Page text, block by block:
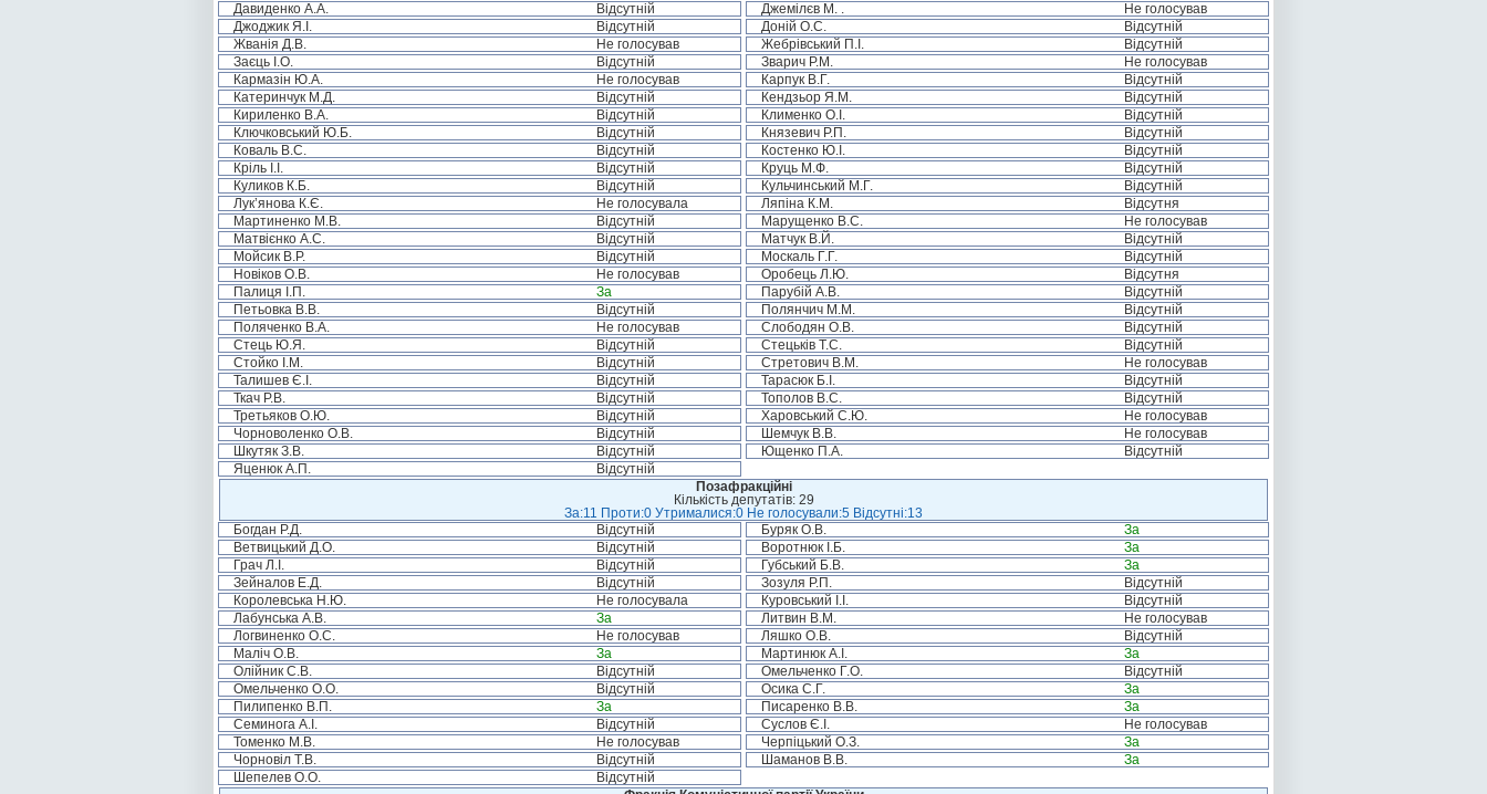
Давиденко А.А.
Відсутній Джемілєв М. .
Не голосував
Джоджик Я.І.
Відсутній Доній О.С.
Відсутній
Жванія Д.В.
Не голосував Жебрівський П.І.
Відсутній
Заєць І.О.
Відсутній Зварич Р.М.
Не голосував
Кармазін Ю.А.
Не голосував Карпук В.Г.
Відсутній
Катеринчук М.Д.
Відсутній Кендзьор Я.М.
Відсутній
Кириленко В.А.
Відсутній Клименко О.І.
Відсутній
Ключковський Ю.Б.
Відсутній Князевич Р.П.
Відсутній
Коваль В.С.
Відсутній Костенко Ю.І.
Відсутній
Кріль І.І.
Відсутній Круць М.Ф.
Відсутній
Куликов К.Б.
Відсутній Кульчинський М.Г.
Відсутній
Лук’янова К.Є.
Не голосувала Ляпіна К.М.
Відсутня
Мартиненко М.В.
Відсутній Марущенко В.С.
Не голосував
Матвієнко А.С.
Відсутній Матчук В.Й.
Відсутній
Мойсик В.Р.
Відсутній Москаль Г.Г.
Відсутній
Новіков О.В.
Не голосував Оробець Л.Ю.
Відсутня
Палиця І.П.
За Парубій А.В.
Відсутній
Петьовка В.В.
Відсутній Полянчич М.М.
Відсутній
Поляченко В.А.
Не голосував Слободян О.В.
Відсутній
Стець Ю.Я.
Відсутній Стецьків Т.С.
Відсутній
Стойко І.М.
Відсутній Стретович В.М.
Не голосував
Талишев Є.І.
Відсутній Тарасюк Б.І.
Відсутній
Ткач Р.В.
Відсутній Тополов В.С.
Відсутній
Третьяков О.Ю.
Відсутній Харовський С.Ю.
Не голосував
Чорноволенко О.В.
Відсутній Шемчук В.В.
Не голосував
Шкутяк З.В.
Відсутній Ющенко П.А.
Відсутній
Яценюк А.П.
Відсутній
Позафракційні
Кількість депутатів: 29
За:11 Проти:0 Утрималися:0 Не голосували:5 Відсутні:13
Богдан Р.Д.
Відсутній Буряк О.В.
За
Ветвицький Д.О.
Відсутній Воротнюк І.Б.
За
Грач Л.І.
Відсутній Губський Б.В.
За
Зейналов Е.Д.
Відсутній Зозуля Р.П.
Відсутній
Королевська Н.Ю.
Не голосувала Куровський І.І.
Відсутній
Лабунська А.В.
За Литвин В.М.
Не голосував
Логвиненко О.С.
Не голосував Ляшко О.В.
Відсутній
Маліч О.В.
За Мартинюк А.І.
За
Олійник С.В.
Відсутній Омельченко Г.О.
Відсутній
Омельченко О.О.
Відсутній Осика С.Г.
За
Пилипенко В.П.
За Писаренко В.В.
За
Семинога А.І.
Відсутній Суслов Є.І.
Не голосував
Томенко М.В.
Не голосував Черпіцький О.З.
За
Чорновіл Т.В.
Відсутній Шаманов В.В.
За
Шепелев О.О.
Відсутній